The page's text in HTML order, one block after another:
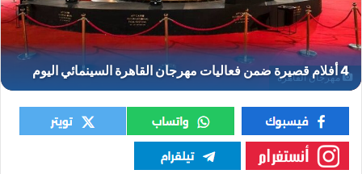
مهرجان القاهرة